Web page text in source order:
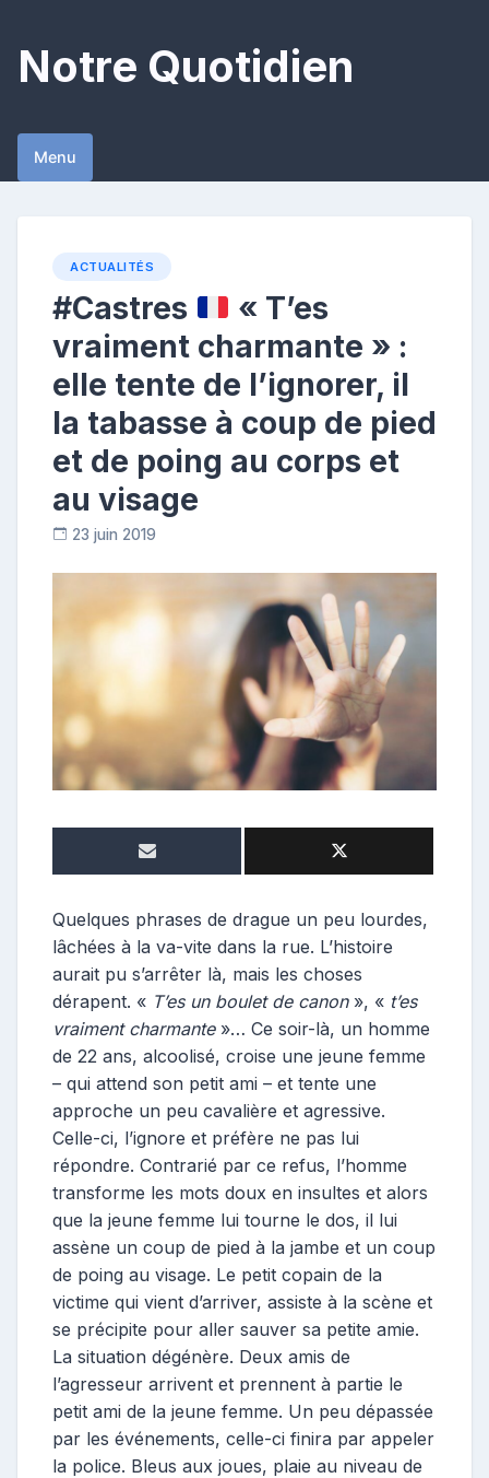
content
Notre Quotidien
Menu
ACTUALITÉS
#Castres
« T’es
vraiment charmante » :
elle tente de l’ignorer, il
la tabasse à coup de pied
et de poing au corps et
au visage
23 juin 2019
i
e
Quelques phrases de drague un peu lourdes,
lâchées à la va-vite dans la rue. L’histoire
aurait pu s’arrêter là, mais les choses
dérapent. « T’es un boulet de canon», « t’es
vraiment charmante»… Ce soir-là, un homme
de 22 ans, alcoolisé, croise une jeune femme
– qui attend son petit ami – et tente une
approche un peu cavalière et agressive.
Celle-ci, l’ignore et préfère ne pas lui
répondre. Contrarié par ce refus, l’homme
transforme les mots doux en insultes et alors
que la jeune femme lui tourne le dos, il lui
assène un coup de pied à la jambe et un coup
de poing au visage. Le petit copain de la
victime qui vient d’arriver, assiste à la scène et
se précipite pour aller sauver sa petite amie.
La situation dégénère. Deux amis de
l’agresseur arrivent et prennent à partie le
petit ami de la jeune femme. Un peu dépassée
par les événements, celle-ci finira par appeler
la police. Bleus aux joues, plaie au niveau de